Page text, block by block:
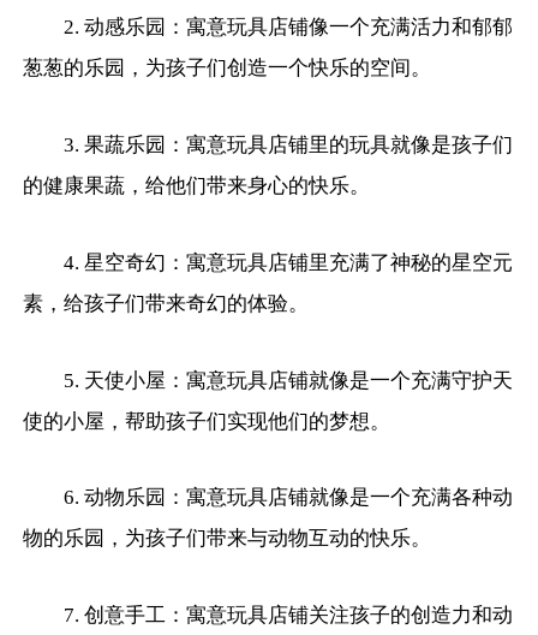
2. 动感乐园：寓意玩具店铺像一个充满活力和郁郁
葱葱的乐园，为孩子们创造一个快乐的空间。
3. 果蔬乐园：寓意玩具店铺里的玩具就像是孩子们
的健康果蔬，给他们带来身心的快乐。
4. 星空奇幻：寓意玩具店铺里充满了神秘的星空元
素，给孩子们带来奇幻的体验。
5. 天使小屋：寓意玩具店铺就像是一个充满守护天
使的小屋，帮助孩子们实现他们的梦想。
6. 动物乐园：寓意玩具店铺就像是一个充满各种动
物的乐园，为孩子们带来与动物互动的快乐。
7. 创意手工：寓意玩具店铺关注孩子的创造力和动